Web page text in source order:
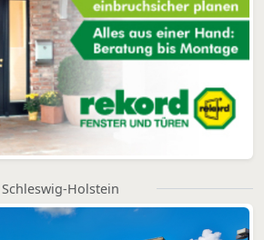
Schleswig-Holstein